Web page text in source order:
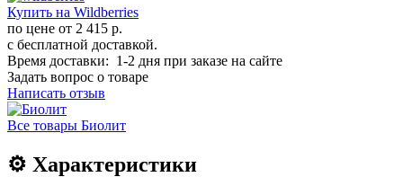
Купить на Wildberries
по цене от 2 415 р.
с бесплатной доставкой.
Время доставки: 1-2 дня при заказе на сайте
Задать вопрос о товаре
Написать отзыв
Все товары Биолит
⚙️ Характеристики